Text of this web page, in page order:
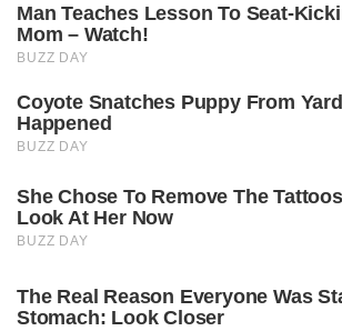
Man Teaches Lesson To Seat-
Mom – Watch!
BUZZ DAY
Coyote Snatches Puppy From
Happened
BUZZ DAY
She Chose To Remove The
Look At Her Now
BUZZ DAY
The Real Reason Everyone Was
Stomach: Look Closer